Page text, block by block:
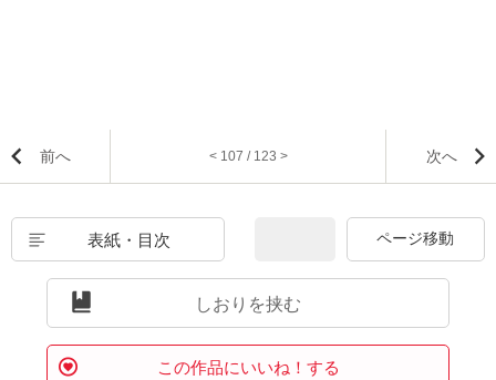
前へ < 107 / 123 > 次へ
表紙・目次
しおりを挟む
この作品にいいね！する